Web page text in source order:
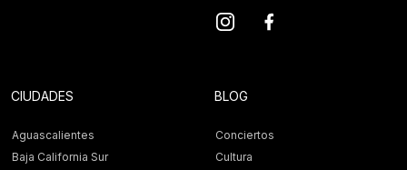
CIUDADES
Aguascalientes
Baja California Sur
BLOG
Conciertos
Cultura